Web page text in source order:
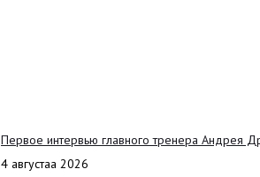
Первое интервью главного тренера Андрея
4 августаа 2026